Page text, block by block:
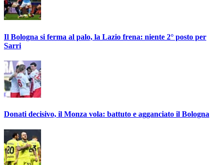
Il Bologna si ferma al palo, la Lazio frena: niente 2° posto per
Sarri
Donati decisivo, il Monza vola: battuto e agganciato il Bologna